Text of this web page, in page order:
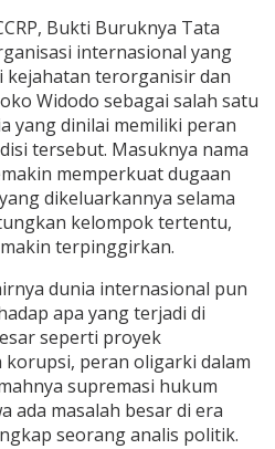
Bukti Buruknya Tata
internasional yang
kejahatan terorganisir dan
Widodo sebagai salah satu
yang dinilai memiliki peran
tersebut. Masuknya nama
memperkuat dugaan
dikeluarkannya selama
kelompok tertentu,
terpinggirkan.
dunia internasional pun
apa yang terjadi di
seperti proyek
peran oligarki dalam
supremasi hukum
ada masalah besar di era
seorang analis politik.